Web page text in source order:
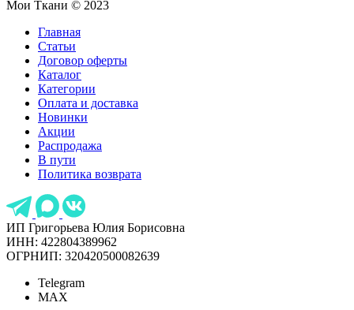
Мои Ткани © 2023
Главная
Статьи
Договор оферты
Каталог
Категории
Оплата и доставка
Новинки
Акции
Распродажа
В пути
Политика возврата
ИП Григорьева Юлия Борисовна
ИНН: 422804389962
ОГРНИП: 320420500082639
Telegram
MAX